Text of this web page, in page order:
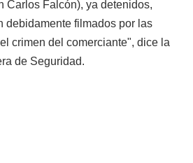
Carlos Falcón), ya detenidos,
debidamente filmados por las
crimen del comerciante", dice la
de Seguridad.